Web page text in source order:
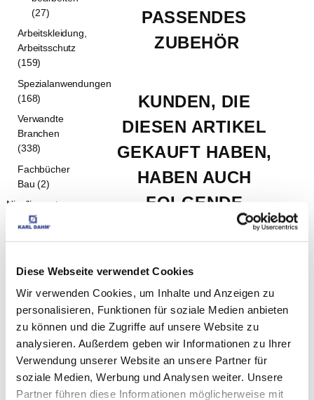
Diese Webseite verwendet Cookies
Wir verwenden Cookies, um Inhalte und Anzeigen zu
personalisieren, Funktionen für soziale Medien anbieten
zu können und die Zugriffe auf unsere Website zu
analysieren. Außerdem geben wir Informationen zu Ihrer
Verwendung unserer Website an unsere Partner für
soziale Medien, Werbung und Analysen weiter. Unsere
Partner führen diese Informationen möglicherweise mit
PASSENDES
ZUBEHÖR
KUNDEN, DIE
DIESEN ARTIKEL
GEKAUFT HABEN,
HABEN AUCH
FOLGENDE
ARTIKEL GEKAUFT:
Sockelkelle
EUR5,98Exkl. MwSt *
EUR7,12Inkl. MwSt *
Zahnkelle rostfrei, 15
mm mit Softgriff, Art.-Nr.
(27)
Arbeitskleidung,
Arbeitsschutz
(159)
Spezialanwendungen
(168)
Verwandte
Branchen
(338)
Fachbücher
Bau (2)
Nivelliersystem
(130)
Fliesenschneider
Fliesen legen
(910)
Diamantwerkzeuge
(396)
Wasserwaagen,
Laser (160)
SALE (238)